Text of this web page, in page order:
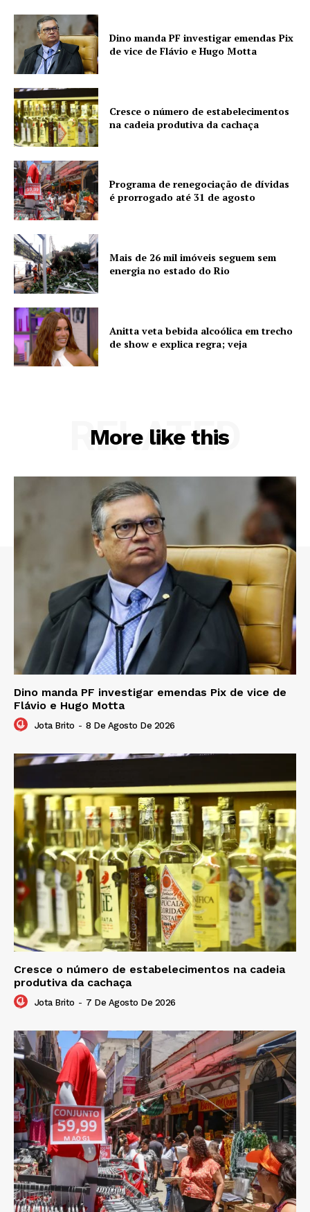
Dino manda PF investigar emendas Pix
de vice de Flávio e Hugo Motta
Cresce o número de estabelecimentos
na cadeia produtiva da cachaça
Programa de renegociação de dívidas
é prorrogado até 31 de agosto
Mais de 26 mil imóveis seguem sem
energia no estado do Rio
Anitta veta bebida alcoólica em trecho
de show e explica regra; veja
More like this
RELATED
Dino manda PF investigar emendas Pix de vice de
Flávio e Hugo Motta
Jota Brito - 8 De Agosto De 2026
Cresce o número de estabelecimentos na cadeia
produtiva da cachaça
Jota Brito - 7 De Agosto De 2026